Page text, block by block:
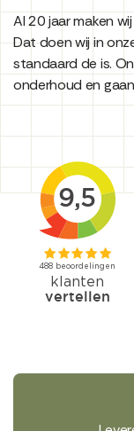
Al 20 jaar maken
Dat doen wij in
standaard de is.
onderhoud en